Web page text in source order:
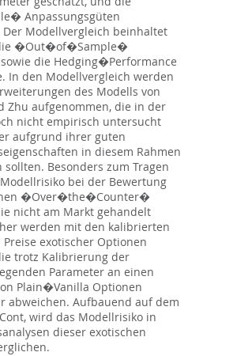
Anpassungsgüten
Modellvergleich beinhaltet
�Out�of�Sample�
die Hedging�Performance
In den Modellvergleich werden
des Modells von
Zhu aufgenommen, die in der
nicht empirisch untersucht
aufgrund ihrer guten
in diesem Rahmen
Besonders zum Tragen
bei der Bewertung
�Over�the�Counter�
nicht am Markt gehandelt
werden mit den kalibrierten
Preise exotischer Optionen
trotz Kalibrierung der
Parameter an einen
Plain�Vanilla Optionen
abweichen. Aufbauend auf dem
wird das Modellrisiko in
dieser exotischen